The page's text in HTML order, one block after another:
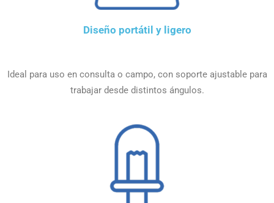
Diseño portátil y ligero
Ideal para uso en consulta o campo, con soporte ajustable para
trabajar desde distintos ángulos.